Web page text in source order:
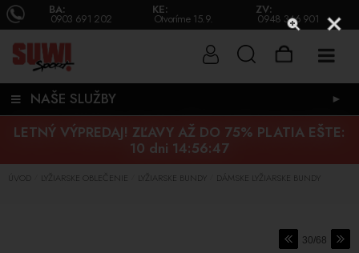
BA:
0903 691 202
KE:
Otvoríme 15.9.
ZV:
0948 346 901
NAŠE SLUŽBY ►
LETNÝ VÝPREDAJ! ZĽAVY AŽ DO 75% PLATIA EŠTE:
10 dni 14:56:46
ÚVOD LYŽIARSKE OBLEČENIE LYŽIARSKE BUNDY DÁMSKE LYŽIARSKE BUNDY
30/68